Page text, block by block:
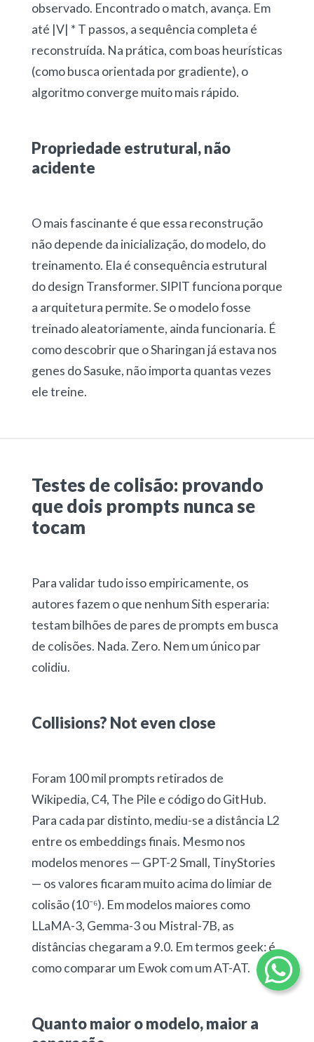
observado. Encontrado o match, avança. Em
até |V| * T passos, a sequência completa é
reconstruída. Na prática, com boas heurísticas
(como busca orientada por gradiente), o
algoritmo converge muito mais rápido.
Propriedade estrutural, não
acidente
O mais fascinante é que essa reconstrução
não depende da inicialização, do modelo, do
treinamento. Ela é consequência estrutural
do design Transformer. SIPIT funciona porque
a arquitetura permite. Se o modelo fosse
treinado aleatoriamente, ainda funcionaria. É
como descobrir que o Sharingan já estava nos
genes do Sasuke, não importa quantas vezes
ele treine.
Testes de colisão: provando
que dois prompts nunca se
tocam
Para validar tudo isso empiricamente, os
autores fazem o que nenhum Sith esperaria:
testam bilhões de pares de prompts em busca
de colisões. Nada. Zero. Nem um único par
colidiu.
Collisions? Not even close
Foram 100 mil prompts retirados de
Wikipedia, C4, The Pile e código do GitHub.
Para cada par distinto, mediu-se a distância L2
entre os embeddings finais. Mesmo nos
modelos menores — GPT-2 Small, TinyStories
— os valores ficaram muito acima do limiar de
colisão (10⁻⁶). Em modelos maiores como
LLaMA-3, Gemma-3 ou Mistral-7B, as
distâncias chegaram a 9.0. Em termos geek: é
como comparar um Ewok com um AT-AT.
Quanto maior o modelo, maior a